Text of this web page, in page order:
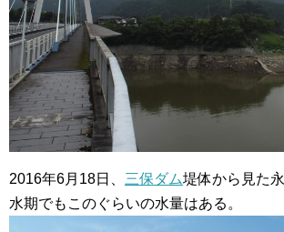
2016年6月18日、 三保ダム堤体から見た
水期でもこのぐらいの水量はある。